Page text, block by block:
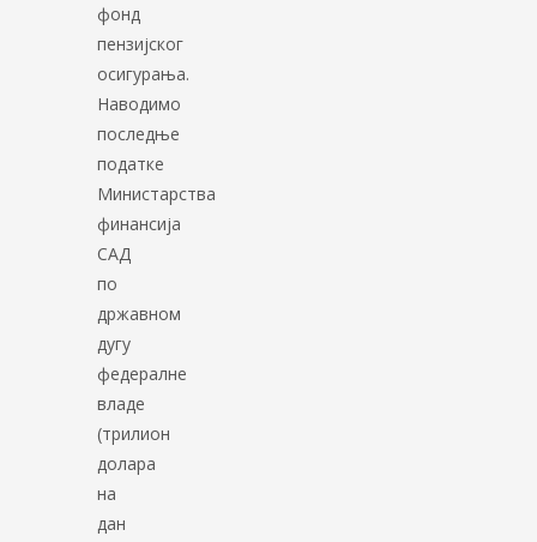
фонд
пензијског
осигурања.
Наводимо
последње
податке
Министарства
финансија
САД
по
државном
дугу
федералне
владе
(трилион
долара
на
дан